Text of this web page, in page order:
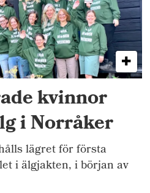
kvinnor
i Norråker
lägret för första
i älgjakten, i början av